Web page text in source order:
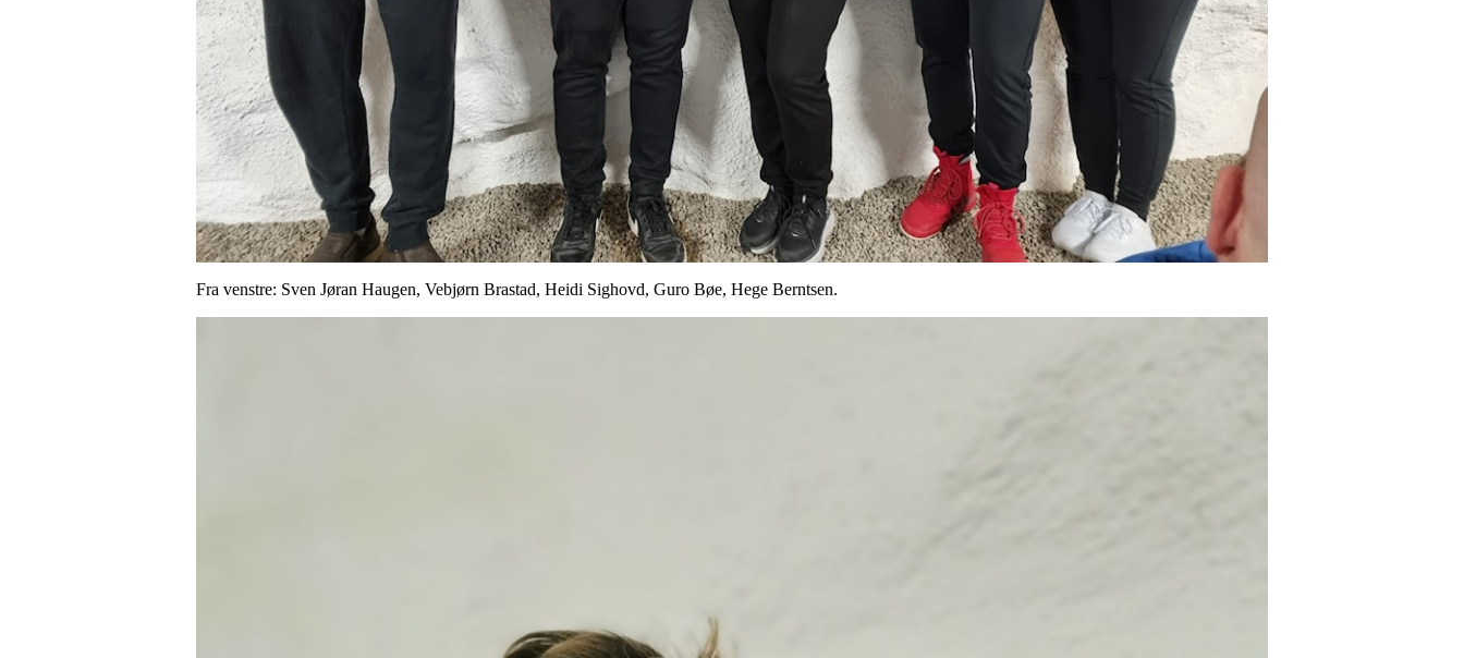
Fra venstre: Sven Jøran Haugen, Vebjørn Brastad, Heidi Sighovd, Guro Bøe, Hege Berntsen.